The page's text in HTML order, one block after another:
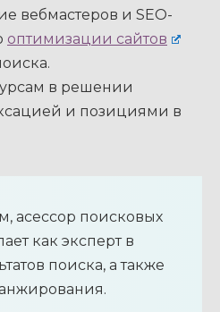
вебмастеров и SEO-
оптимизации сайтов
в решении
и позициями в
асессор поисковых
как эксперт в
поиска, а также